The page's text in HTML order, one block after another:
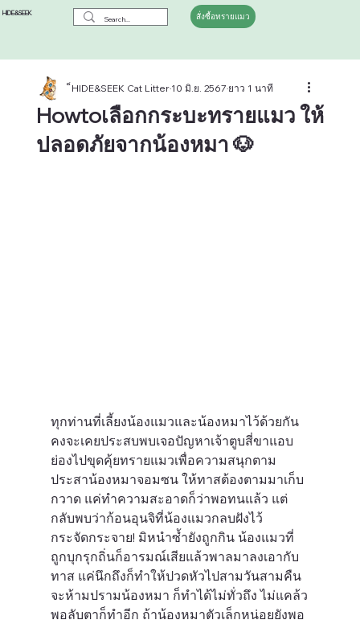
HIDE&SEEK สั่งซื้อทรายแมว
Howtoเลือกกระบะทรายแมว ให้
ปลอดภัยจากน้องหมา 🐶
็HIDE&SEEK Cat Litter10 มิ.ย. 2567ยาว 1 นาที
ทุกท่านที่เลี้ยงน้องแมวและน้องหมาไว้ด้วยกัน
คงจะเคยประสบพบเจอปัญหาเจ้าตูบสี่ขาแอบ
ย่องไปขุดคุ้ยทรายแมวเพื่อความสนุกตาม
ประสาน้องหมาจอมซน ให้ทาสต้องตามมาเก็บ
กวาด แค่ทำความสะอาดก็ว่าพอทนแล้ว แต่
กลับพบว่าก้อนอุนจิที่น้องแมวกลบฝังไว้
กระจัดกระจาย! มิหนำซ้ำยังถูกกิน น้องแมวที่
ถูกบุกรุกถิ่นก็อารมณ์เสียแล้วพาลมาลงเอากับ
ทาส แค่นึกถึงก็ทำให้ปวดหัวไปสามวันสามคืน
จะห้ามปรามน้องหมา ก็ทำได้ไม่ทั่วถึง ไม่แคล้ว
พอลับตาก็ทำอีก ถ้าน้องหมาตัวเล็กหน่อยยังพอ